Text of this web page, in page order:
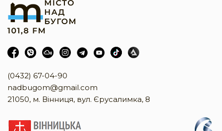
(0432) 67-04-90
nadbugom@gmail.com
21050, м. Вінниця, вул. Єрусалимка, 8